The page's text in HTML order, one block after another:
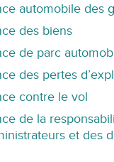
automobile des
des biens
de parc
des pertes
contre le vol
de la
et des